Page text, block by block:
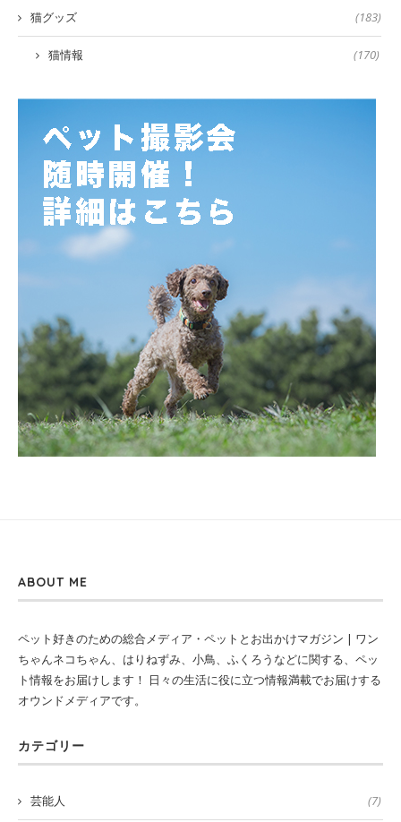
猫グッズ (183)
猫情報 (170)
ABOUT ME
ペット好きのための総合メディア・ペットとお出かけマガジン | ワン
ちゃんネコちゃん、はりねずみ、小鳥、ふくろうなどに関する、ペッ
ト情報をお届けします！ 日々の生活に役に立つ情報満載でお届けする
オウンドメディアです。
カテゴリー
芸能人 (7)